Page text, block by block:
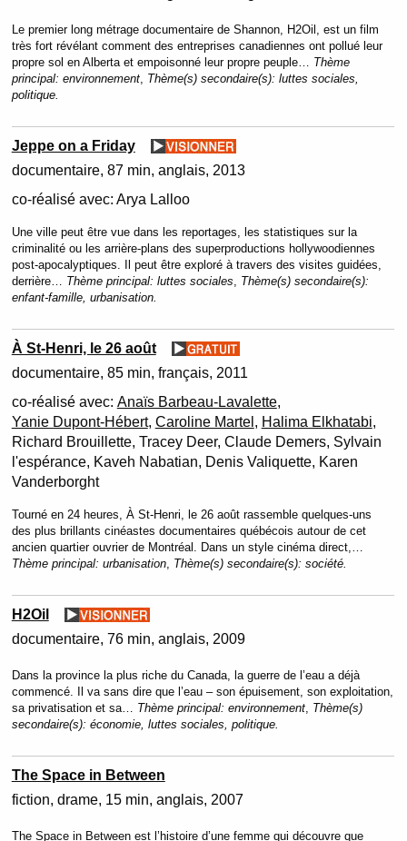
Le premier long métrage documentaire de Shannon, H2Oil, est un film
très fort révélant comment des entreprises canadiennes ont pollué leur
propre sol en Alberta et empoisonné leur propre peuple… Thème
principal: environnement, Thème(s) secondaire(s): luttes sociales,
politique.
Jeppe on a Friday
documentaire 87 min anglais 2013
co-réalisé avec: Arya Lalloo
Une ville peut être vue dans les reportages, les statistiques sur la
criminalité ou les arrière-plans des superproductions hollywoodiennes
post-apocalyptiques. Il peut être exploré à travers des visites guidées,
derrière… Thème principal: luttes sociales
Thème(s) secondaire(s):
enfant-famille, urbanisation.
À St-Henri, le 26 août
documentaire 85 min français 2011
co-réalisé avec: Anaïs Barbeau-Lavalette,
Yanie Dupont-Hébert, Caroline Martel , Halima Elkhatabi,
Richard Brouillette, Tracey Deer, Claude Demers, Sylvain
l'espérance, Kaveh Nabatian, Denis Valiquette, Karen
Vanderborght
Tourné en 24 heures, À St-Henri, le 26 août rassemble quelques-uns
des plus brillants cinéastes documentaires québécois autour de cet
ancien quartier ouvrier de Montréal. Dans un style cinéma direct,…
Thème principal: urbanisation, Thème(s) secondaire(s): société.
H2Oil
documentaire 76 min anglais 2009
Dans la province la plus riche du Canada, la guerre de l’eau a déjà
commencé. Il va sans dire que l’eau – son épuisement, son exploitation,
sa privatisation et sa… Thème principal: environnement, Thème(s)
secondaire(s): économie, luttes sociales, politique.
The Space in Between
fiction drame 15 min anglais 2007
The Space in Between est l’histoire d’une femme qui découvre que